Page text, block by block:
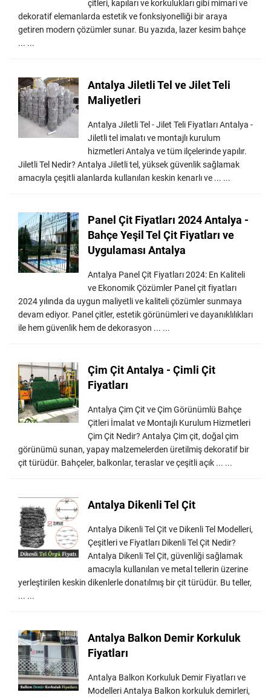
çitleri, kapıları ve korkulukları gibi mimari ve
dekoratif elemanlarda estetik ve fonksiyonelliği bir araya
getiren modern çözümler sunar. Bu yazıda, lazer kesim bahçe
... ...
Antalya Jiletli Tel ve Jilet Teli
Maliyetleri
Antalya Jiletli Tel - Jilet Teli Fiyatları Antalya -
Jiletli tel imalatı ve montajlı kurulum
hizmetleri Antalya ve tüm ilçelerinde yapılır.
Jiletli Tel Nedir? Antalya Jiletli tel, yüksek güvenlik sağlamak
amacıyla çeşitli alanlarda kullanılan keskin kenarlı ve ... ...
Panel Çit Fiyatları 2024 Antalya -
Bahçe Yeşil Tel Çit Fiyatları ve
Uygulaması Antalya
Antalya Panel Çit Fiyatları 2024: En Kaliteli
ve Ekonomik Çözümler Panel çit fiyatları
2024 yılında da uygun maliyetli ve kaliteli çözümler sunmaya
devam ediyor. Panel çitler, estetik görünümleri ve dayanıklılıkları
ile hem güvenlik hem de dekorasyon ... ...
Çim Çit Antalya - Çimli Çit
Fiyatları
Antalya Çim Çit ve Çim Görünümlü Bahçe
Çitleri İmalat ve Montajlı Kurulum Hizmetleri
Çim Çit Nedir? Antalya Çim çit, doğal çim
görünümü sunan, yapay malzemelerden üretilmiş dekoratif bir
çit türüdür. Bahçeler, balkonlar, teraslar ve çeşitli açık ... ...
Antalya Dikenli Tel Çit
Antalya Dikenli Tel Çit ve Dikenli Tel Modelleri,
Çeşitleri ve Fiyatları Dikenli Tel Çit Nedir?
Antalya Dikenli Tel Çit, güvenliği sağlamak
amacıyla kullanılan ve metal tellerin üzerine
yerleştirilen keskin dikenlerle donatılmış bir çit türüdür. Bu teller,
... ...
Antalya Balkon Demir Korkuluk
Fiyatları
Antalya Balkon Korkuluk Demir Fiyatları ve
Modelleri Antalya Balkon korkuluk demirleri,